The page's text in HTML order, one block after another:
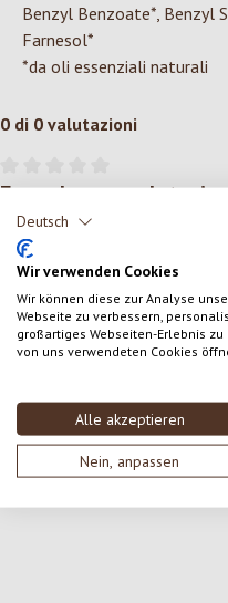
Deutsch
Wir verwenden Cookies
Wir können diese zur Analyse
Webseite zu verbessern,
großartiges Webseiten-Erlebnis
von uns verwendeten Cookies
Alle akzeptieren
Nein, anpassen
Benzyl Benzoate*, Benzyl
Farnesol*
*da oli essenziali naturali
0 di 0 valutazioni
Valutazione media di 0 su 5
Formula una
Condividi le tue esperienze
SCRIVERE UNA RECENSIONE
Visualizza le valutazioni
Nessuna recensione
altri.